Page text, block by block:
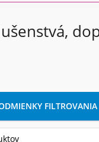
FILTROVANIA